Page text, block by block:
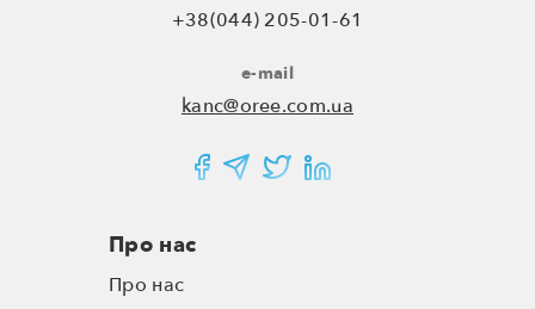
+38(044) 205-01-61
e-mail
kanc@oree.com.ua
Про нас
Про нас